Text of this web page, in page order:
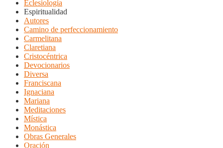
Eclesiología
Espiritualidad
Autores
Camino de perfeccionamiento
Carmelitana
Claretiana
Cristocéntrica
Devocionarios
Diversa
Franciscana
Ignaciana
Mariana
Meditaciones
Mística
Monástica
Obras Generales
Oración